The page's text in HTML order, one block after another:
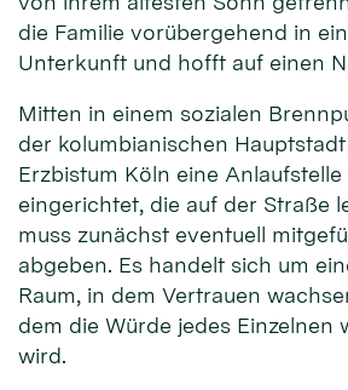
die Familie vorübergehend in
Unterkunft und hofft auf einen
Mitten in einem sozialen
der kolumbianischen
Erzbistum Köln eine
eingerichtet, die auf der Straße
muss zunächst eventuell
abgeben. Es handelt sich um
Raum, in dem Vertrauen
dem die Würde jedes Einzelnen
wird.